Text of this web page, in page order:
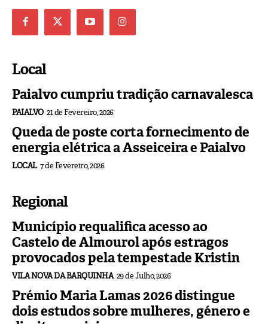
Local
Paialvo cumpriu tradição carnavalesca
PAIALVO 21 de Fevereiro, 2026
Queda de poste corta fornecimento de
energia elétrica a Asseiceira e Paialvo
LOCAL 7 de Fevereiro, 2026
Regional
Município requalifica acesso ao
Castelo de Almourol após estragos
provocados pela tempestade Kristin
VILA NOVA DA BARQUINHA 29 de Julho, 2026
Prémio Maria Lamas 2026 distingue
dois estudos sobre mulheres, género e